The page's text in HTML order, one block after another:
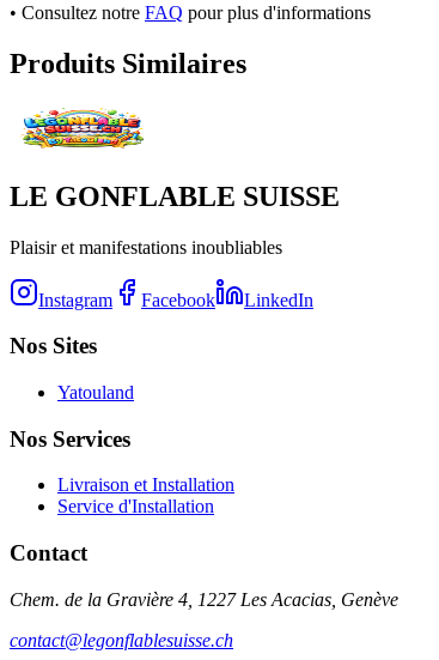
• Consultez notre FAQ pour plus d'informations
Produits Similaires
LE GONFLABLE SUISSE
Plaisir et manifestations inoubliables
Instagram Facebook LinkedIn
Nos Sites
Yatouland
Nos Services
Livraison et Installation
Service d'Installation
Contact
Chem. de la Gravière 4, 1227 Les Acacias, Genève
contact@legonflablesuisse.ch